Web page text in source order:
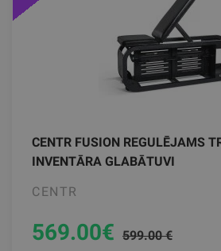
CENTR FUSION REGULĒJAMS
INVENTĀRA GLABĀTUVI
CENTR
569.00€ 599.00 €